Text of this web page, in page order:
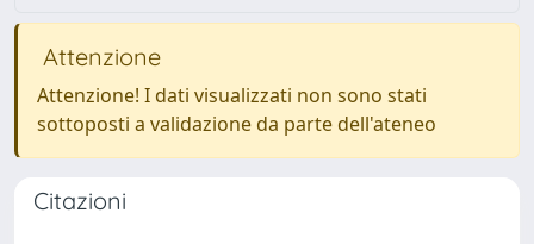
Attenzione
Attenzione! I dati visualizzati non sono stati
sottoposti a validazione da parte dell'ateneo
Citazioni